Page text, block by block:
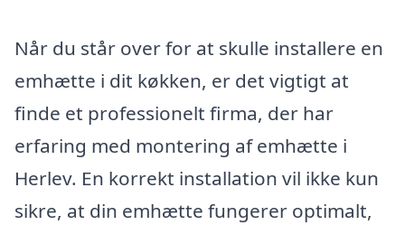
Når du står over for at skulle installere en
emhætte i dit køkken, er det vigtigt at
finde et professionelt firma, der har
erfaring med montering af emhætte i
Herlev. En korrekt installation vil ikke kun
sikre, at din emhætte fungerer optimalt,